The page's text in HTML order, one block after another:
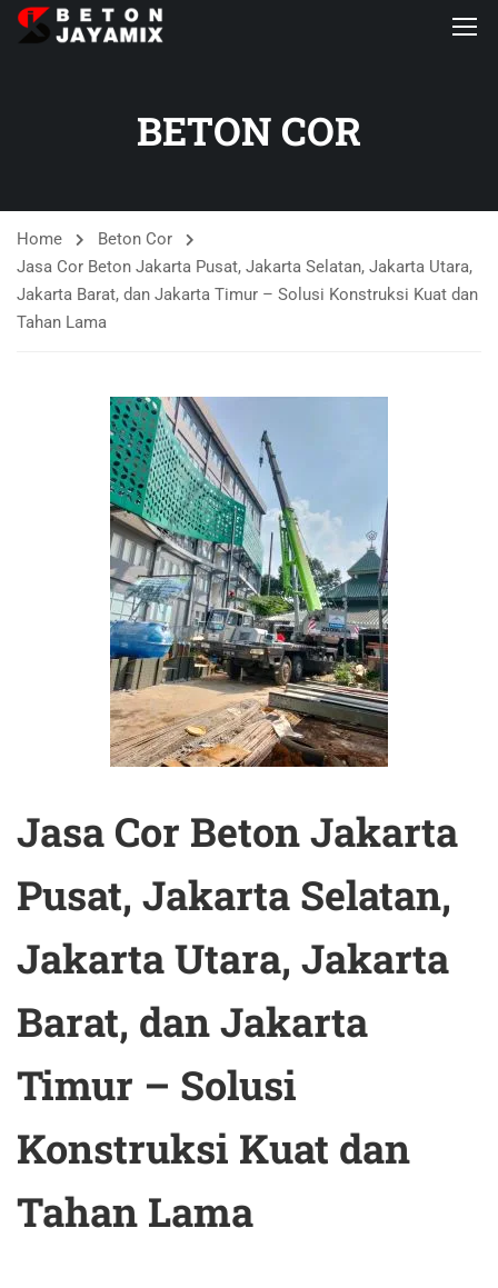
BETON COR
Home
Beton Cor
Jasa Cor Beton Jakarta Pusat, Jakarta Selatan, Jakarta Utara,
Jakarta Barat, dan Jakarta Timur – Solusi Konstruksi Kuat dan
Tahan Lama
Jasa Cor Beton Jakarta
Pusat, Jakarta Selatan,
Jakarta Utara, Jakarta
Barat, dan Jakarta
Timur – Solusi
Konstruksi Kuat dan
Tahan Lama